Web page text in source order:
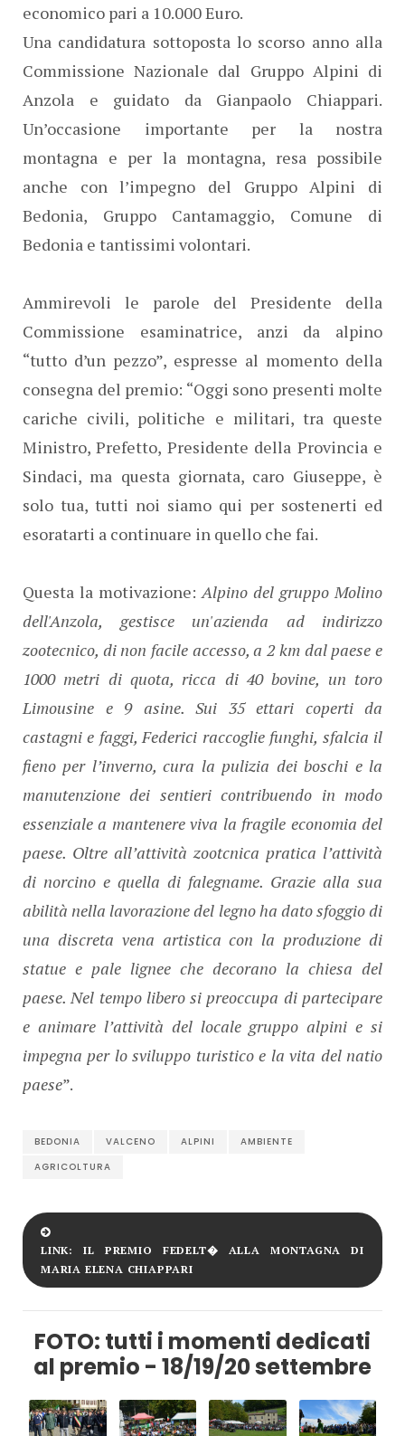
economico pari a 10.000 Euro.
Una candidatura sottoposta lo scorso anno alla
Commissione Nazionale dal Gruppo Alpini di
Anzola e guidato da Gianpaolo Chiappari.
Un’occasione importante per la nostra
montagna e per la montagna, resa possibile
anche con l’impegno del Gruppo Alpini di
Bedonia, Gruppo Cantamaggio, Comune di
Bedonia e tantissimi volontari.
Ammirevoli le parole del Presidente della
Commissione esaminatrice, anzi da alpino
“tutto d’un pezzo”, espresse al momento della
consegna del premio: “Oggi sono presenti molte
cariche civili, politiche e militari, tra queste
Ministro, Prefetto, Presidente della Provincia e
Sindaci, ma questa giornata, caro Giuseppe, è
solo tua, tutti noi siamo qui per sostenerti ed
esoratarti a continuare in quello che fai.
Questa la motivazione:Alpino del gruppo Molino
dell'Anzola, gestisce un'azienda ad indirizzo
zootecnico, di non facile accesso, a 2 km dal paese e
1000 metri di quota, ricca di 40 bovine, un toro
Limousine e 9 asine. Sui 35 ettari coperti da
castagni e faggi, Federici raccoglie funghi, sfalcia il
fieno per l’inverno, cura la pulizia dei boschi e la
manutenzione dei sentieri contribuendo in modo
essenziale a mantenere viva la fragile economia del
paese. Oltre all’attività zootcnica pratica l’attività
di norcino e quella di falegname. Grazie alla sua
abilità nella lavorazione del legno ha dato sfoggio di
una discreta vena artistica con la produzione di
statue e pale lignee che decorano la chiesa del
paese. Nel tempo libero si preoccupa di partecipare
e animare l’attività del locale gruppo alpini e si
impegna per lo sviluppo turistico e la vita del natio
paese”.
BEDONIA VALCENO ALPINI
AMBIENTE
AGRICOLTURA
LINK: IL PREMIO FEDELT� ALLA MONTAGNA DI
MARIA ELENA CHIAPPARI
FOTO: tutti i momenti dedicati
al premio - 18/19/20 settembre